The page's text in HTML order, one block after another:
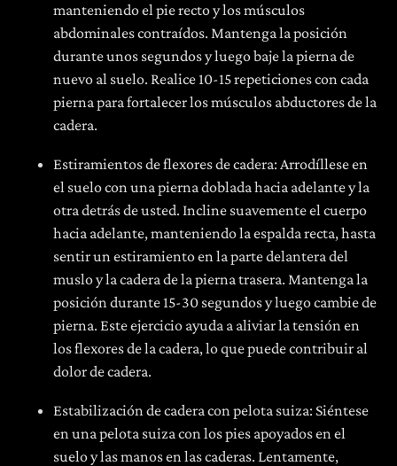
manteniendo el pie recto y los músculos
abdominales contraídos. Mantenga la posición
durante unos segundos y luego baje la pierna de
nuevo al suelo. Realice 10-15 repeticiones con cada
pierna para fortalecer los músculos abductores de la
cadera.
Estiramientos de flexores de cadera: Arrodíllese en
el suelo con una pierna doblada hacia adelante y la
otra detrás de usted. Incline suavemente el cuerpo
hacia adelante, manteniendo la espalda recta, hasta
sentir un estiramiento en la parte delantera del
muslo y la cadera de la pierna trasera. Mantenga la
posición durante 15-30 segundos y luego cambie de
pierna. Este ejercicio ayuda a aliviar la tensión en
los flexores de la cadera, lo que puede contribuir al
dolor de cadera.
Estabilización de cadera con pelota suiza: Siéntese
en una pelota suiza con los pies apoyados en el
suelo y las manos en las caderas. Lentamente,